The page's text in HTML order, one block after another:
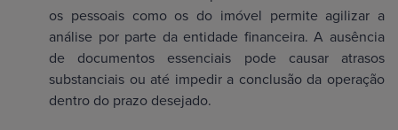
os pessoais como os do imóvel permite agilizar a
análise por parte da entidade financeira. A ausência
de documentos essenciais pode causar atrasos
substanciais ou até impedir a conclusão da operação
dentro do prazo desejado.